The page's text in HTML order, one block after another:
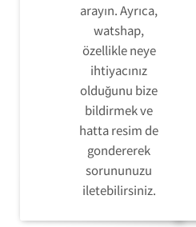
arayın. Ayrıca,
watshap,
özellikle neye
ihtiyacınız
olduğunu bize
bildirmek ve
hatta resim de
gondererek
sorununuzu
iletebilirsiniz.